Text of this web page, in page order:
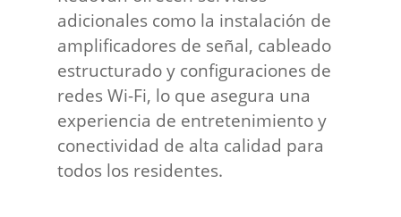
adicionales como la instalación de
amplificadores de señal, cableado
estructurado y configuraciones de
redes Wi-Fi, lo que asegura una
experiencia de entretenimiento y
conectividad de alta calidad para
todos los residentes.